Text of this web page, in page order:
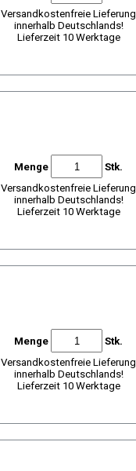
Versandkostenfreie Lieferung
innerhalb Deutschlands!
Lieferzeit 10 Werktage
Menge
Stk.
Versandkostenfreie Lieferung
innerhalb Deutschlands!
Lieferzeit 10 Werktage
Menge
Stk.
Versandkostenfreie Lieferung
innerhalb Deutschlands!
Lieferzeit 10 Werktage